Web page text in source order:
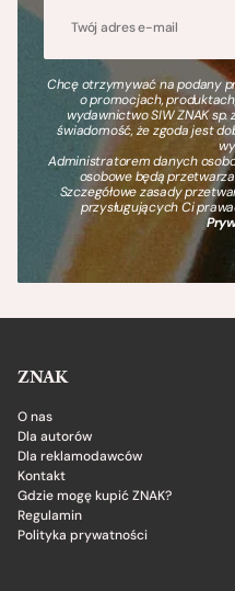
Chcę otrzymywać na podany
o promocjach,
wydawnictwo SIW ZNAK sp.
świadomość, że zgoda jest
Administratorem danych
osobowe będą
Szczegółowe zasady
przysługujących Ci
ZNAK
O nas
Dla autorów
Dla reklamodawców
Kontakt
Gdzie mogę kupić ZNAK?
Regulamin
Polityka prywatności